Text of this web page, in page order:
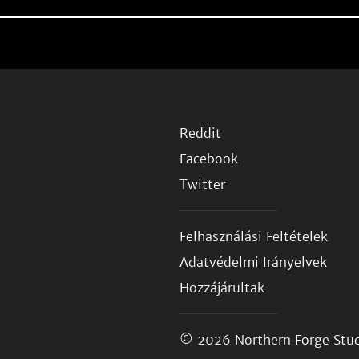
Reddit
Facebook
Twitter
Felhasználási Feltételek
Adatvédelmi Irányelvek
Hozzájárultak
© 2026 Northern Forge